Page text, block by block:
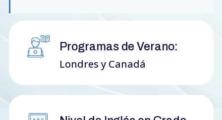
Programas de Verano:
Londres y Canadá